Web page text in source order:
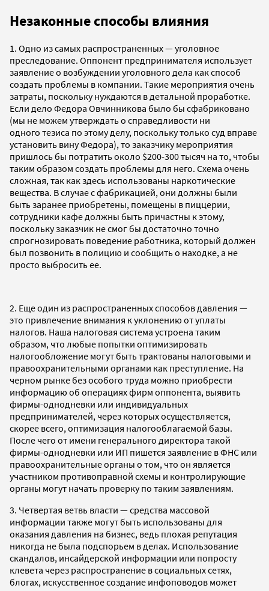
Незаконные способы влияния
1. Одно из самых распространенных — уголовное
преследование. Оппонент предпринимателя использует
заявление о возбуждении уголовного дела как способ
создать проблемы в компании. Такие мероприятия очень
затраты, поскольку нуждаются в детальной проработке.
Если дело Федора Овчинникова было бы сфабриковано
(мы не можем утверждать о справедливости ни
одного тезиса по этому делу, поскольку только суд вправе
установить вину Федора), то заказчику мероприятия
пришлось бы потратить около $200-300 тысяч на то, чтобы
таким образом создать проблемы для него. Схема очень
сложная, так как здесь использованы наркотические
вещества. В случае с фабрикацией, они должны были
быть заранее приобретены, помещены в пиццерии,
сотрудники кафе должны быть причастны к этому,
поскольку заказчик не смог бы достаточно точно
спрогнозировать поведение работника, который должен
был позвонить в полицию и сообщить о находке, а не
просто выбросить ее.
2. Еще один из распространенных способов давления —
это привлечение внимания к уклонению от уплаты
налогов. Наша налоговая система устроена таким
образом, что любые попытки оптимизировать
налогообложение могут быть трактованы налоговыми и
правоохранительными органами как преступление. На
черном рынке без особого труда можно приобрести
информацию об операциях фирм оппонента, выявить
фирмы-однодневки или индивидуальных
предпринимателей, через которых осуществляется,
скорее всего, оптимизация налогооблагаемой базы.
После чего от имени генерального директора такой
фирмы-однодневки или ИП пишется заявление в ФНС или
правоохранительные органы о том, что он является
участником противоправной схемы и контролирующие
органы могут начать проверку по таким заявлениям.
3. Четвертая ветвь власти — средства массовой
информации также могут быть использованы для
оказания давления на бизнес, ведь плохая репутация
никогда не была подспорьем в делах. Использование
скандалов, инсайдерской информации или попросту
клевета через распространение в социальных сетях,
блогах, искусственное создание инфоповодов может